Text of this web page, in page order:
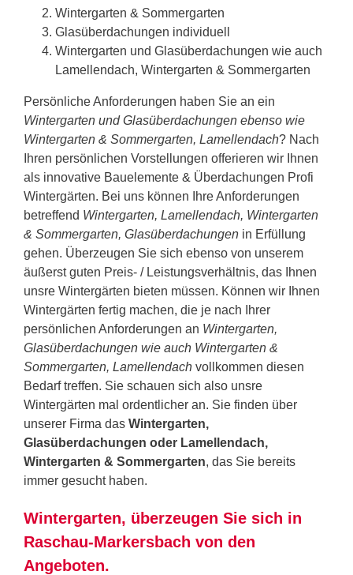
Wintergarten & Sommergarten
Glasüberdachungen individuell
Wintergarten und Glasüberdachungen wie auch
Lamellendach, Wintergarten & Sommergarten
Persönliche Anforderungen haben Sie an ein
Wintergarten und Glasüberdachungen ebenso wie
Wintergarten & Sommergarten, Lamellendach? Nach
Ihren persönlichen Vorstellungen offerieren wir Ihnen
als innovative Bauelemente & Überdachungen Profi
Wintergärten. Bei uns können Ihre Anforderungen
betreffend Wintergarten, Lamellendach, Wintergarten
& Sommergarten, Glasüberdachungen in Erfüllung
gehen. Überzeugen Sie sich ebenso von unserem
äußerst guten Preis- / Leistungsverhältnis, das Ihnen
unsre Wintergärten bieten müssen. Können wir Ihnen
Wintergärten fertig machen, die je nach Ihrer
persönlichen Anforderungen an Wintergarten,
Glasüberdachungen wie auch Wintergarten &
Sommergarten, Lamellendach vollkommen diesen
Bedarf treffen. Sie schauen sich also unsre
Wintergärten mal ordentlicher an. Sie finden über
unserer Firma das Wintergarten,
Glasüberdachungen oder Lamellendach,
Wintergarten & Sommergarten, das Sie bereits
immer gesucht haben.
Wintergarten, überzeugen Sie sich in
Raschau-Markersbach von den
Angeboten.